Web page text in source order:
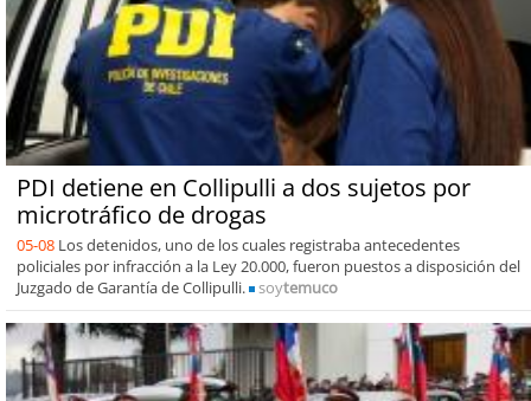
PDI detiene en Collipulli a dos sujetos por
microtráfico de drogas
05-08 Los detenidos, uno de los cuales registraba antecedentes
policiales por infracción a la Ley 20.000, fueron puestos a disposición del
Juzgado de Garantía de Collipulli.
soytemuco